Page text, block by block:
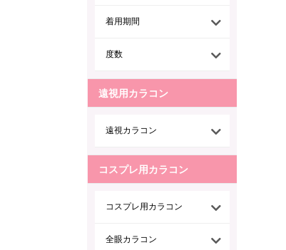
着用期間
度数
遠視用カラコン
遠視カラコン
コスプレ用カラコン
コスプレ用カラコン
全眼カラコン